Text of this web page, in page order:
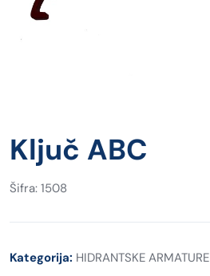
Ključ ABC
Šifra: 1508
Kategorija: HIDRANTSKE ARMATURE